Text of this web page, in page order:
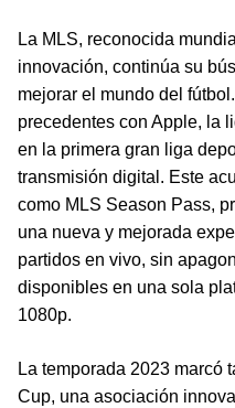
La MLS, reconocida
innovación, continúa su
mejorar el mundo del
precedentes con Apple, la
en la primera gran liga
transmisión digital. Este
como MLS Season Pass,
una nueva y mejorada
partidos en vivo, sin
disponibles en una sola
1080p.
La temporada 2023 marcó
Cup, una asociación